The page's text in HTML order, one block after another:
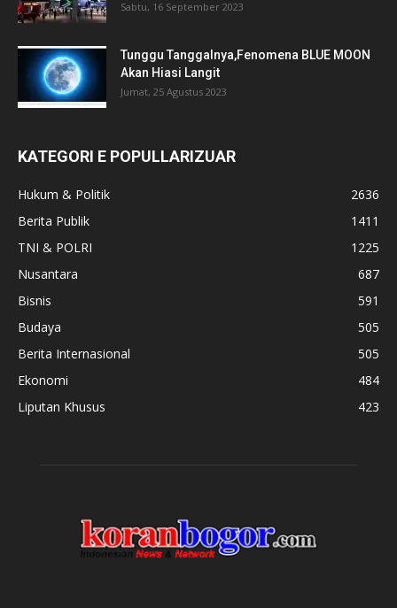
Sabtu, 16 September 2023
Tunggu Tanggalnya,Fenomena BLUE MOON
Akan Hiasi Langit
Jumat, 25 Agustus 2023
KATEGORI E POPULLARIZUAR
Hukum & Politik
2636
Berita Publik
1411
TNI & POLRI
1225
Nusantara
687
Bisnis
591
Budaya
505
Berita Internasional
505
Ekonomi
484
Liputan Khusus
423